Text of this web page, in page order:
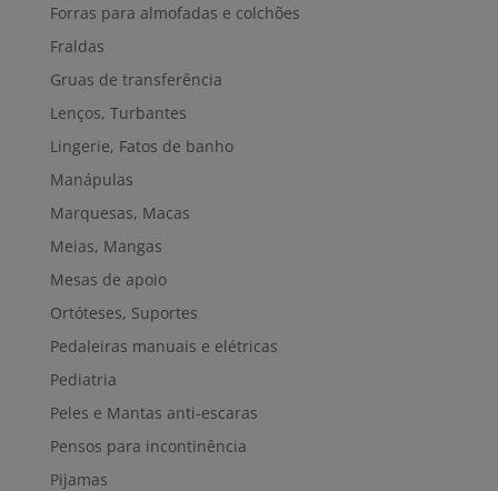
Forras para almofadas e colchões
Fraldas
Gruas de transferência
Lenços, Turbantes
Lingerie, Fatos de banho
Manápulas
Marquesas, Macas
Meias, Mangas
Mesas de apoio
Ortóteses, Suportes
Pedaleiras manuais e elétricas
Pediatria
Peles e Mantas anti-escaras
Pensos para incontinência
Pijamas